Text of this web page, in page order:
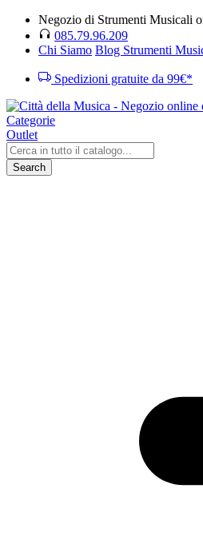
Negozio di Strumenti Musicali
085.79.96.209
Chi Siamo Blog Strumenti
Spedizioni gratuite da 99€*
Categorie
Outlet
Search